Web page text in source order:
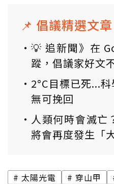
📌 倡議精選文章
💡 追新聞》在
蹤，倡議家好文
2°C目標已死...
無可挽回
人類何時會滅亡
將會再度發生「
太陽光電 穿山甲